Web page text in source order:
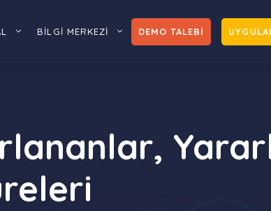
BİLGİ MERKEZİ DEMO TALEBİ